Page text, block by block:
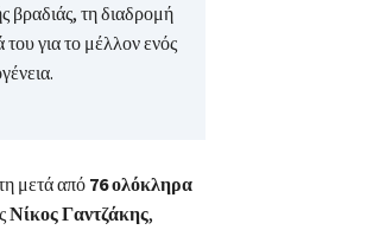
βραδιάς, τη διαδρομή
για το μέλλον ενός
μετά από 76 ολόκληρα
Νίκος Γαντζάκης,